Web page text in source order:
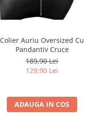
Colier Auriu Oversized Cu
Pandantiv Cruce
189,90 Lei
129,90 Lei
ADAUGA IN COS